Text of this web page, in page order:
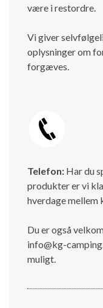
være i restordre.
Vi giver
oplysninger om
forgæves.
Telefon: Har du
produkter er vi
hverdage mellem
Du er også
info@kg-
muligt.